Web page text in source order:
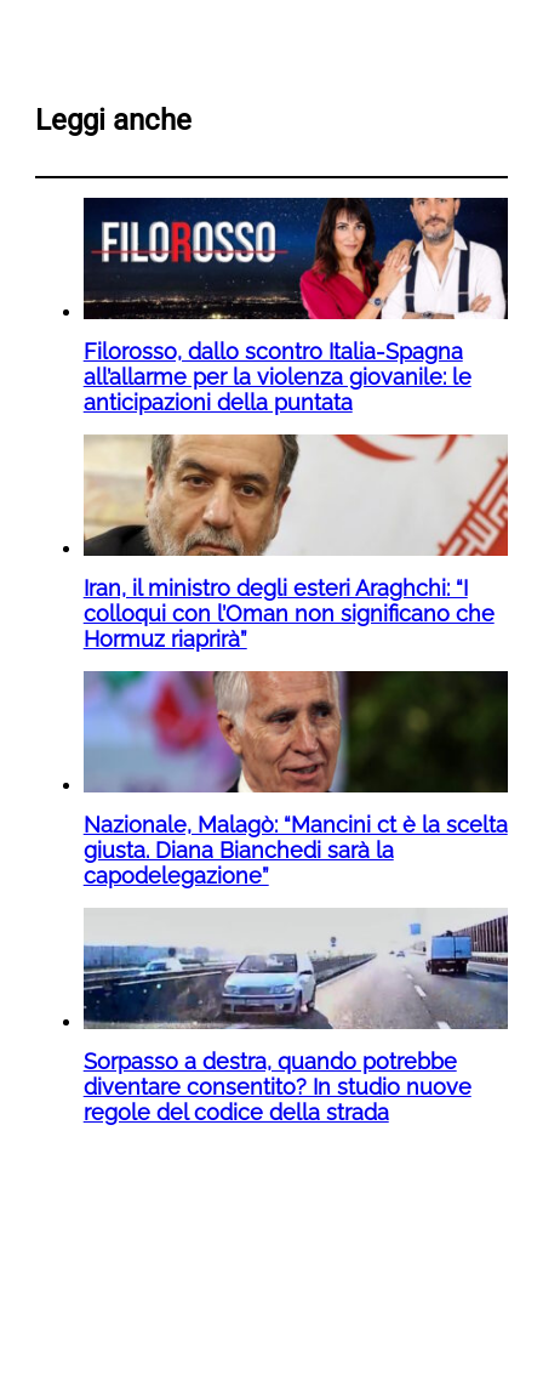
Leggi anche
Filorosso, dallo scontro Italia-Spagna
all’allarme per la violenza giovanile: le
anticipazioni della puntata
Iran, il ministro degli esteri Araghchi: “I
colloqui con l’Oman non significano che
Hormuz riaprirà”
Nazionale, Malagò: “Mancini ct è la scelta
giusta. Diana Bianchedi sarà la
capodelegazione”
Sorpasso a destra, quando potrebbe
diventare consentito? In studio nuove
regole del codice della strada